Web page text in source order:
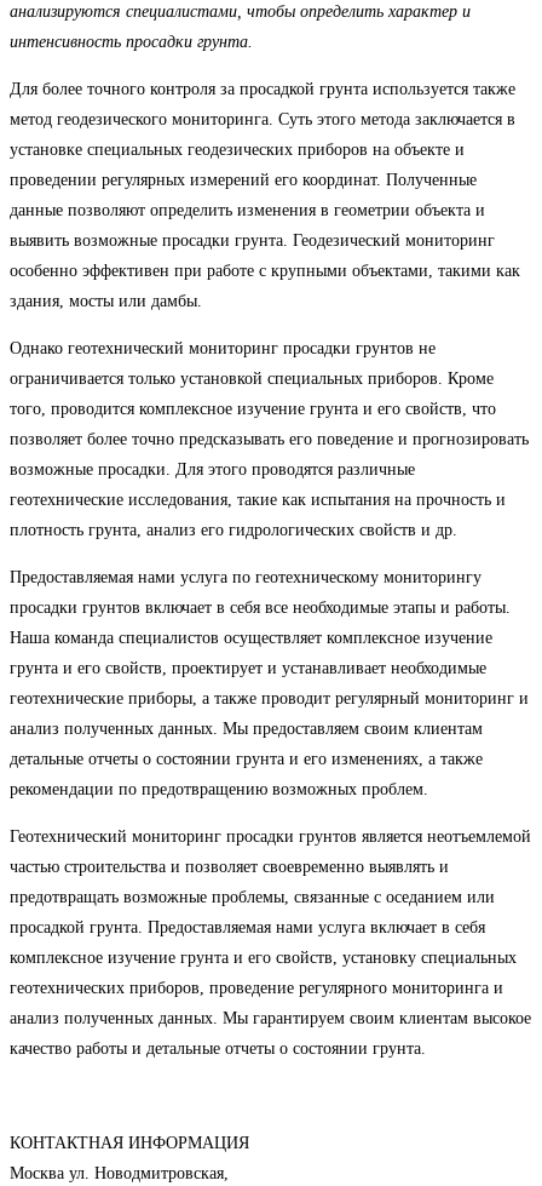
анализируются специалистами, чтобы определить характер и
интенсивность просадки грунта.
Для более точного контроля за просадкой грунта используется также
метод геодезического мониторинга. Суть этого метода заключается в
установке специальных геодезических приборов на объекте и
проведении регулярных измерений его координат. Полученные
данные позволяют определить изменения в геометрии объекта и
выявить возможные просадки грунта. Геодезический мониторинг
особенно эффективен при работе с крупными объектами, такими как
здания, мосты или дамбы.
Однако геотехнический мониторинг просадки грунтов не
ограничивается только установкой специальных приборов. Кроме
того, проводится комплексное изучение грунта и его свойств, что
позволяет более точно предсказывать его поведение и прогнозировать
возможные просадки. Для этого проводятся различные
геотехнические исследования, такие как испытания на прочность и
плотность грунта, анализ его гидрологических свойств и др.
Предоставляемая нами услуга по геотехническому мониторингу
просадки грунтов включает в себя все необходимые этапы и работы.
Наша команда специалистов осуществляет комплексное изучение
грунта и его свойств, проектирует и устанавливает необходимые
геотехнические приборы, а также проводит регулярный мониторинг и
анализ полученных данных. Мы предоставляем своим клиентам
детальные отчеты о состоянии грунта и его изменениях, а также
рекомендации по предотвращению возможных проблем.
Геотехнический мониторинг просадки грунтов является неотъемлемой
частью строительства и позволяет своевременно выявлять и
предотвращать возможные проблемы, связанные с оседанием или
просадкой грунта. Предоставляемая нами услуга включает в себя
комплексное изучение грунта и его свойств, установку специальных
геотехнических приборов, проведение регулярного мониторинга и
анализ полученных данных. Мы гарантируем своим клиентам высокое
качество работы и детальные отчеты о состоянии грунта.
КОНТАКТНАЯ ИНФОРМАЦИЯ
Москва ул. Новодмитровская,